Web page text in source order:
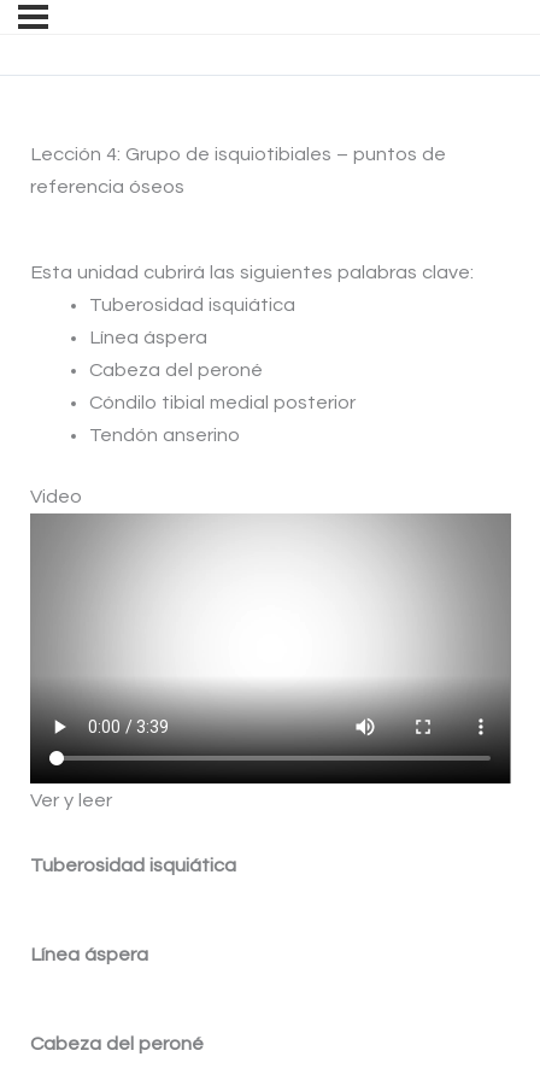
Lección 4: Grupo de isquiotibiales – puntos de
referencia óseos
Esta unidad cubrirá las siguientes palabras clave:
Tuberosidad isquiática
Línea áspera
Cabeza del peroné
Cóndilo tibial medial posterior
Tendón anserino
Video
Ver y leer
Tuberosidad isquiática
Línea áspera
Cabeza del peroné